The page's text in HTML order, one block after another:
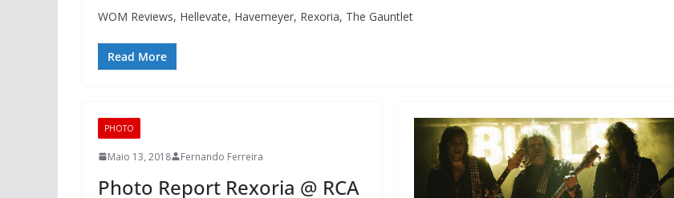
WOM Reviews, Hellevate, Havemeyer, Rexoria, The Gauntlet
Read More
PHOTO
Maio 13, 2018 Fernando Ferreira
Photo Report Rexoria @ RCA